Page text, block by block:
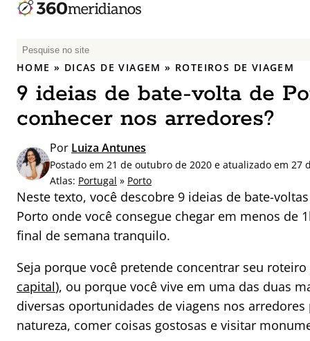
P
e
q
u
i
a
r
p
o
r
:
HOME » DICAS DE VIAGEM » ROTEIROS DE VIAGEM
9 ideias de bate-volta de
conhecer nos arredores?
Por Luiza Antunes
Postado em 21 de outubro de 2020 e atualizado em 27
Atlas: Portugal » Porto
Neste texto, você descobre 9 ideias de bate-
Porto onde você consegue chegar em menos
final de semana tranquilo.
Seja porque você pretende concentrar seu
capital), ou porque você vive em uma das duas
diversas oportunidades de viagens nos
natureza, comer coisas gostosas e visitar